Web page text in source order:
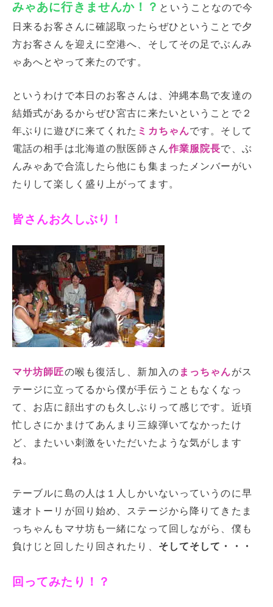
みゃあに行きませんか！？ ということなので今
日来るお客さんに確認取ったらぜひということで夕
方お客さんを迎えに空港へ、そしてその足でぶんみ
ゃあへとやって来たのです。
というわけで本日のお客さんは、沖縄本島で友達の
結婚式があるからぜひ宮古に来たいということで２
年ぶりに遊びに来てくれた ミカちゃんです。そして
電話の相手は北海道の獣医師さん作業服院長で、ぶ
んみゃあで合流したら他にも集まったメンバーがい
たりして楽しく盛り上がってます。
皆さんお久しぶり！
マサ坊師匠の喉も復活し、新加入の まっちゃんがス
テージに立ってるから僕が手伝うこともなくなっ
て、お店に顔出すのも久しぶりって感じです。近頃
忙しさにかまけてあんまり三線弾いてなかったけ
ど、またいい刺激をいただいたような気がします
ね。
テーブルに島の人は１人しかいないっていうのに早
速オトーリが回り始め、ステージから降りてきたま
っちゃんもマサ坊も一緒になって回しながら、僕も
負けじと回したり回されたり、 そしてそして・・・
回ってみたり！？